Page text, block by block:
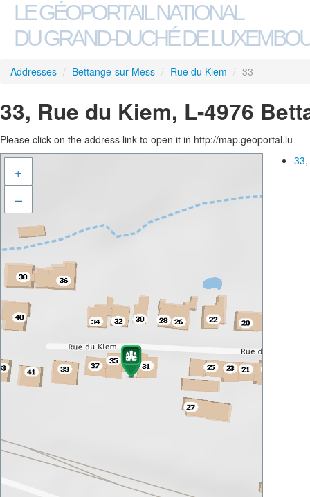
LE GÉOPORTAIL NATIONAL
DU GRAND-DUCHÉ DE
Addresses / Bettange-sur-Mess / Rue du Kiem / 33
33, Rue du Kiem, L-4976
Please click on the address link to open it in http://map.geoportal.lu
+
–